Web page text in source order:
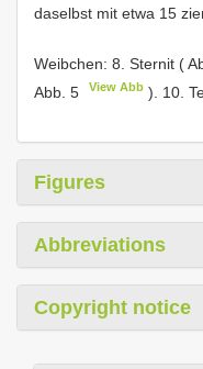
daselbst mit etwa 15
Weibchen: 8. Sternit (
Abb. 5
View Abb ). 10.
Figures
Abbreviations
Copyright notice